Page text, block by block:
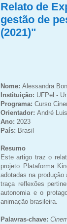
Relato de
gestão de
(2021)"
Nome: Alessandra
Instituição: UFPel -
Programa: Curso
Orientador: André
Ano: 2023
País: Brasil
Resumo
Este artigo traz o
projeto Plataforma
adotadas na
traça reflexões
autonomia e o
animação brasileira.
Palavras-chave: